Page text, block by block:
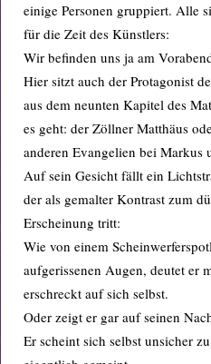
einige Personen gruppiert. Alle
für die Zeit des Künstlers:
Wir befinden uns ja am
Hier sitzt auch der Protagonist
aus dem neunten Kapitel des
es geht: der Zöllner Matthäus
anderen Evangelien bei Markus
Auf sein Gesicht fällt ein
der als gemalter Kontrast zum
Erscheinung tritt:
Wie von einem
aufgerissenen Augen, deutet er
erschreckt auf sich selbst.
Oder zeigt er gar auf seinen
Er scheint sich selbst unsicher